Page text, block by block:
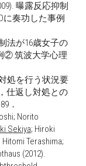
曝露反応抑制
に奏功した事例
法が16歳女子の
② 筑波大学心理
処を行う状況要
仕返し対処との
．
Norito
Sekiya; Hiroki
Terashima;
(2012).